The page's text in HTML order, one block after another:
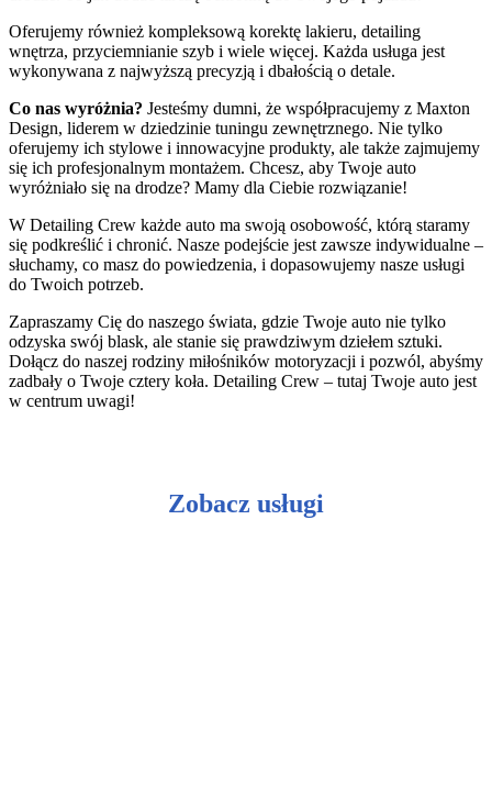
Oferujemy również kompleksową korektę lakieru, detailing
wnętrza, przyciemnianie szyb i wiele więcej. Każda usługa jest
wykonywana z najwyższą precyzją i dbałością o detale.
Co nas wyróżnia? Jesteśmy dumni, że współpracujemy z Maxton
Design, liderem w dziedzinie tuningu zewnętrznego. Nie tylko
oferujemy ich stylowe i innowacyjne produkty, ale także zajmujemy
się ich profesjonalnym montażem. Chcesz, aby Twoje auto
wyróżniało się na drodze? Mamy dla Ciebie rozwiązanie!
W Detailing Crew każde auto ma swoją osobowość, którą staramy
się podkreślić i chronić. Nasze podejście jest zawsze indywidualne –
słuchamy, co masz do powiedzenia, i dopasowujemy nasze usługi
do Twoich potrzeb.
Zapraszamy Cię do naszego świata, gdzie Twoje auto nie tylko
odzyska swój blask, ale stanie się prawdziwym dziełem sztuki.
Dołącz do naszej rodziny miłośników motoryzacji i pozwól, abyśmy
zadbały o Twoje cztery koła. Detailing Crew – tutaj Twoje auto jest
w centrum uwagi!
Zobacz usługi